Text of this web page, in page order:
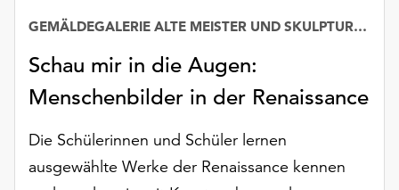
Schau mir in die Augen:
Menschenbilder in der Renaissance
GEMÄLDEGALERIE ALTE MEISTER UND SKULPTURENSAMMLUNG BIS 1800
Die Schülerinnen und Schüler lernen
ausgewählte Werke der Renaissance kennen